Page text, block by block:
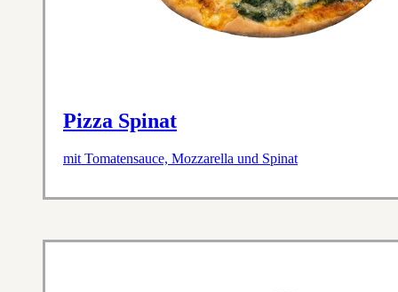
Pizza Spinat
mit Tomatensauce, Mozzarella und Spinat